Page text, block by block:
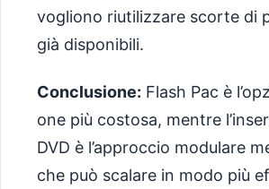
vogliono riutilizzare scorte di
già disponibili.
Conclusione: Flash Pac è
one più costosa, mentre
DVD è l’approccio modulare
che può scalare in modo più